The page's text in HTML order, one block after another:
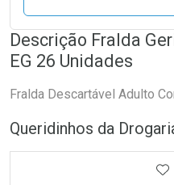
Descrição Fralda
EG 26 Unidades
Fralda Descartável Adulto
Queridinhos da